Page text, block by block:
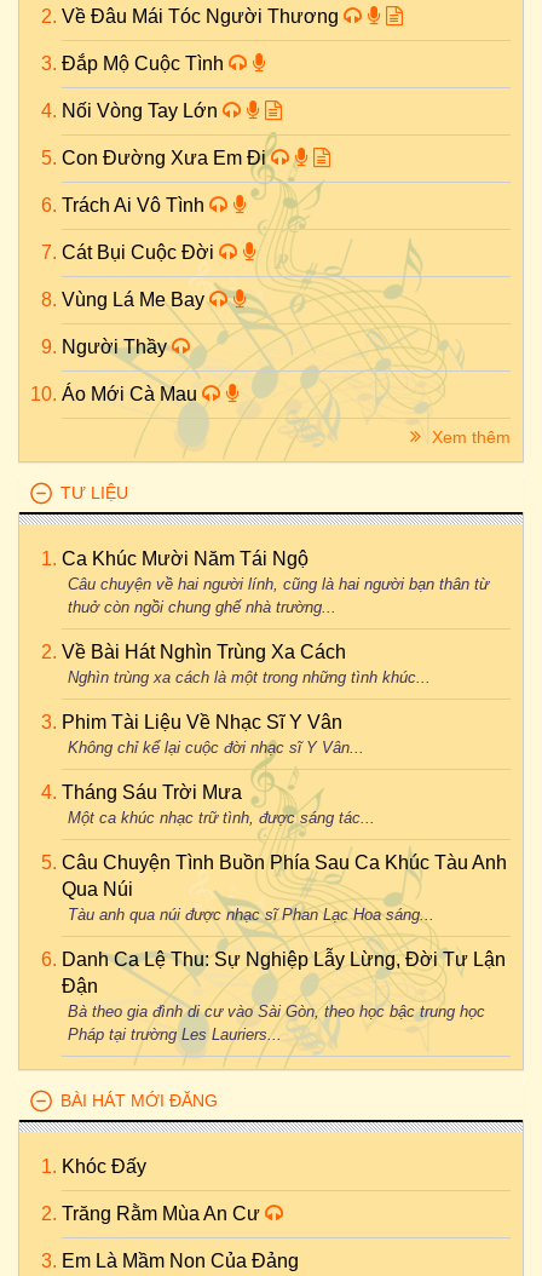
Về Đâu Mái Tóc Người Thương
Đắp Mộ Cuộc Tình
Nối Vòng Tay Lớn
Con Đường Xưa Em Đi
Trách Ai Vô Tình
Cát Bụi Cuộc Đời
Vùng Lá Me Bay
Người Thầy
Áo Mới Cà Mau
Xem thêm
TƯ LIỆU
Ca Khúc Mười Năm Tái Ngộ
Câu chuyện về hai người lính, cũng là hai người bạn thân từ
thuở còn ngồi chung ghế nhà trường...
Về Bài Hát Nghìn Trùng Xa Cách
Nghìn trùng xa cách là một trong những tình khúc...
Phim Tài Liệu Về Nhạc Sĩ Y Vân
Không chỉ kể lại cuộc đời nhạc sĩ Y Vân...
Tháng Sáu Trời Mưa
Một ca khúc nhạc trữ tình, được sáng tác...
Câu Chuyện Tình Buồn Phía Sau Ca Khúc Tàu Anh
Qua Núi
Tàu anh qua núi được nhạc sĩ Phan Lạc Hoa sáng...
Danh Ca Lệ Thu: Sự Nghiệp Lẫy Lừng, Đời Tư Lận
Đận
Bà theo gia đình di cư vào Sài Gòn, theo học bậc trung học
Pháp tại trường Les Lauriers...
BÀI HÁT MỚI ĐĂNG
Khóc Đấy
Trăng Rằm Mùa An Cư
Em Là Mầm Non Của Đảng